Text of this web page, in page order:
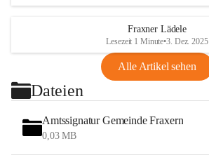
Fraxner Lädele
Lesezeit 1 Minute•3. Dez. 2025
Alle Artikel sehen
Dateien
Amtssignatur Gemeinde Fraxern
0,03 MB